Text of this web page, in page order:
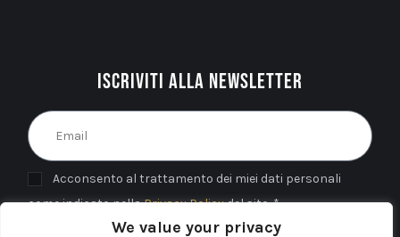
We value your privacy
Iscriviti alla newsletter
Acconsento al trattamento dei miei dati personali
come indicato nellaPrivacy Policydel sito. *